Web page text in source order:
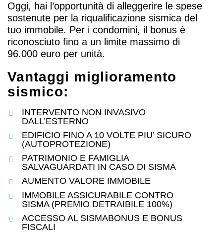
Oggi, hai l’opportunità di alleggerire le spese
sostenute per la riqualificazione sismica del
tuo immobile. Per i condomini, il bonus è
riconosciuto fino a un limite massimo di
96.000 euro per unità.
Vantaggi miglioramento
sismico:
INTERVENTO NON INVASIVO
DALL’ESTERNO
EDIFICIO FINO A 10 VOLTE PIU’ SICURO
(AUTOPROTEZIONE)
PATRIMONIO E FAMIGLIA
SALVAGUARDATI IN CASO DI SISMA
AUMENTO VALORE IMMOBILE
IMMOBILE ASSICURABILE CONTRO
SISMA (PREMIO DETRAIBILE 100%)
ACCESSO AL SISMABONUS E BONUS
FISCALI